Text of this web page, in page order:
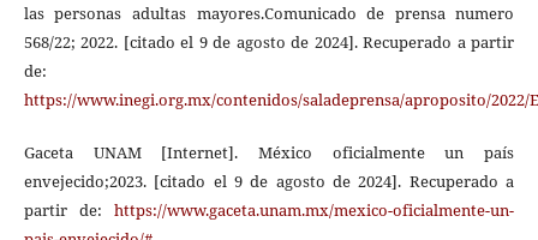
las personas adultas mayores.Comunicado de prensa numero
568/22; 2022. [citado el 9 de agosto de 2024]. Recuperado a partir
de:
https://www.inegi.org.mx/contenidos/saladeprensa/aproposito/2022/
Gaceta UNAM [Internet]. México oficialmente un país
envejecido;2023. [citado el 9 de agosto de 2024]. Recuperado a
partir de:https://www.gaceta.unam.mx/mexico-oficialmente-un-